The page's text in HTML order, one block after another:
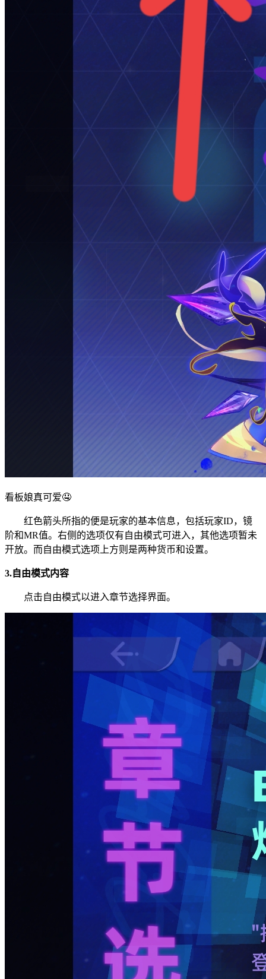
看板娘真可爱🤤
红色箭头所指的便是玩家的基本信息，包括玩家ID，镜
阶和MR值。右侧的选项仅有自由模式可进入，其他选项暂未
开放。而自由模式选项上方则是两种货币和设置。
3.自由模式内容
点击自由模式以进入章节选择界面。